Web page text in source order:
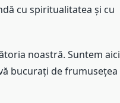
cu spiritualitatea și cu
noastră. Suntem aici
bucurați de frumusețea